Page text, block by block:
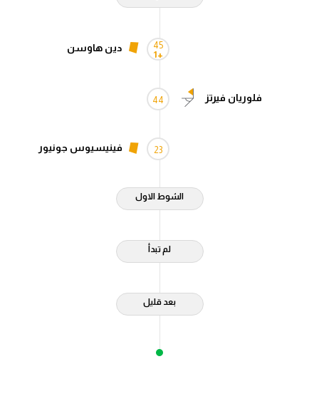
45
+1
دين هاوسن
44 فلوريان فيرتز
23 فينيسيوس جونيور
الشوط الاول
لم تبدأ
بعد قليل